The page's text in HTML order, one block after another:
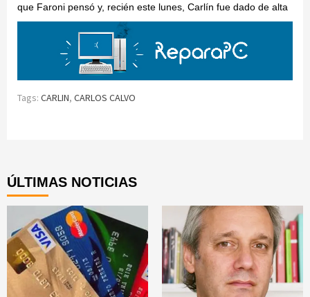
que Faroni pensó y, recién este lunes, Carlín fue dado de alta
Tags: CARLIN, CARLOS CALVO
ÚLTIMAS NOTICIAS